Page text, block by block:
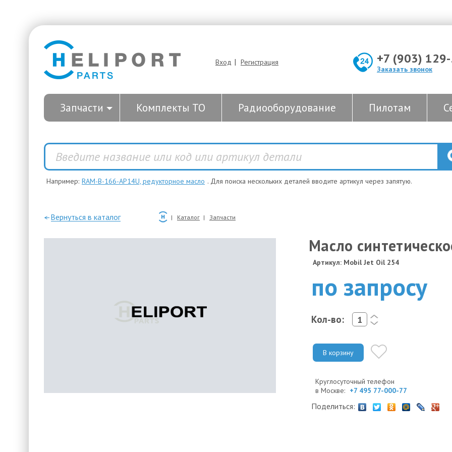
Вход | Регистрация +7 (903)
Заказать звонок
Запчасти Комплекты ТО Радиооборудование Пилотам
Например: RAM-B-166-AP14U, редукторное масло . Для поиска нескольких деталей вводите артикул через запятую.
—Вернуться в каталог Каталог Запчасти
Масло
Артикул: Mobil Jet Oil 254
по запросу
Кол-во:
<
>
В корзину
Круглосуточный телефон
в Москве: +7 495 77-000-77
Поделиться: